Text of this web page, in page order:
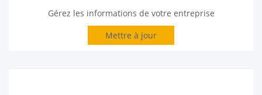
Gérez les informations de votre entreprise
Mettre à jour